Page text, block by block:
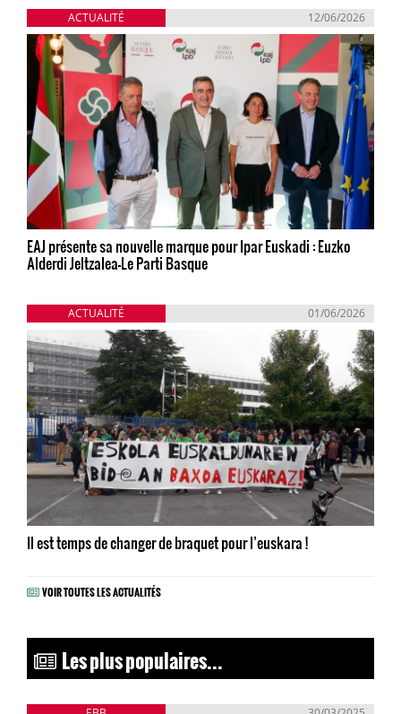
ACTUALITÉ 12/06/2026
EAJ présente sa nouvelle marque pour Ipar Euskadi : Euzko
Alderdi Jeltzalea-Le Parti Basque
ACTUALITÉ 01/06/2026
Il est temps de changer de braquet pour l’euskara !
VOIR TOUTES LES ACTUALITÉS
Les plus populaires...